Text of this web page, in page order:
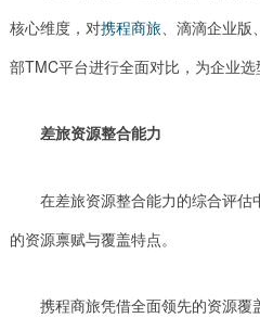
核心维度，对携程商旅、滴滴企业版
部TMC平台进行全面对比，为企业选
差旅资源整合能力
在差旅资源整合能力的综合评估
的资源禀赋与覆盖特点。
携程商旅凭借全面领先的资源